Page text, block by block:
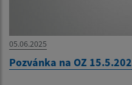
05.06.2025
Pozvánka na OZ